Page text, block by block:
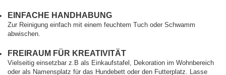
EINFACHE HANDHABUNG
Zur Reinigung einfach mit einem feuchtem Tuch oder Schwamm
abwischen.
FREIRAUM FÜR KREATIVITÄT
Vielseitig einsetzbar z.B als Einkaufstafel, Dekoration im Wohnbereich
oder als Namensplatz für das Hundebett oder den Futterplatz. Lasse